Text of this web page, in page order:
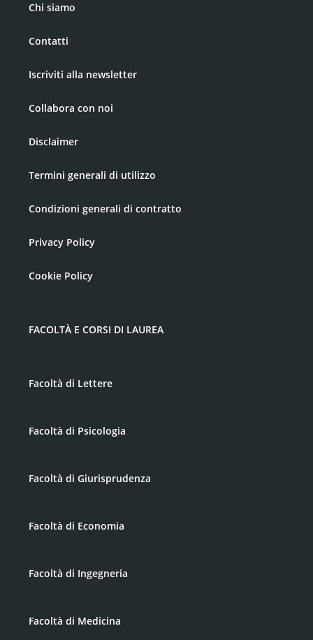
Chi siamo
Contatti
Iscriviti alla newsletter
Collabora con noi
Disclaimer
Termini generali di utilizzo
Condizioni generali di contratto
Privacy Policy
Cookie Policy
FACOLTÀ E CORSI DI LAUREA
Facoltà di Lettere
Facoltà di Psicologia
Facoltà di Giurisprudenza
Facoltà di Economia
Facoltà di Ingegneria
Facoltà di Medicina